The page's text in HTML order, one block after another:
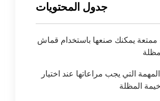
جدول المحتويات
ممتعة يمكنك صنعها باستخدام قماش
التي يجب مراعاتها عند اختيار
المظلة